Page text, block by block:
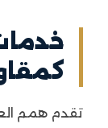
تقدم همم